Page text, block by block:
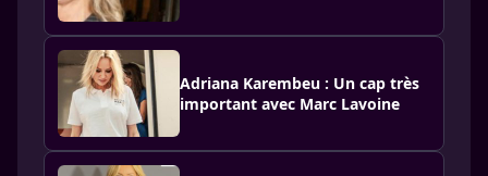
Adriana Karembeu : Un cap très
important avec Marc Lavoine